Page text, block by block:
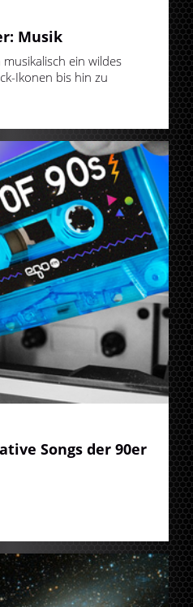
Musik
ein wildes
Ikonen bis hin zu
Songs der 90er